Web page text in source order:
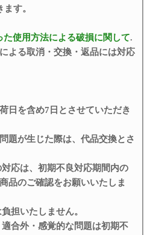
す。
使用方法による破損に関して.
よる取消・交換・返品には対応
日を含め7日とさせていただき
題が生じた際は、代品交換とさ
応は、初期不良対応期間内の
品のご確認をお願いいたしま
担いたしません。
合外・感覚的な問題は初期不